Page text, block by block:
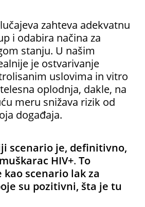
zahteva adekvatnu
i odabira načina za
stanju. U našim
je ostvarivanje
uslovima in vitro
oplodnja, dakle, na
meru snižava rizik od
događaja.
scenario je, definitivno,
HIV+.To
scenario lak za
su pozitivni, šta je tu